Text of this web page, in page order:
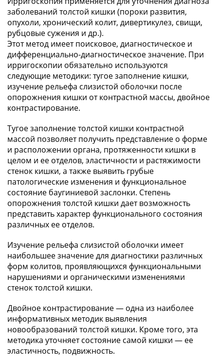
заболеваний толстой кишки (пороки развития,
опухоли, хронический колит, дивертикулез, свищи,
рубцовые сужения и др.).
Этот метод имеет поисковое, диагностическое и
дифференциально-диагностическое значение. При
ирригоскопии обязательно используются
следующие методики: тугое заполнение кишки,
изучение рельефа слизистой оболочки после
опорожнения кишки от контрастной массы, двойное
контрастирование.
Тугое заполнение толстой кишки контрастной
массой позволяет получить представление о форме
и расположении органа, протяженности кишки в
целом и ее отделов, эластичности и растяжимости
стенок кишки, а также выявить грубые
патологические изменения и функциональное
состояние баугиниевой заслонки. Степень
опорожнения толстой кишки дает возможность
представить характер функционального состояния
различных ее отделов.
Изучение рельефа слизистой оболочки имеет
наибольшее значение для диагностики различных
форм колитов, проявляющихся функциональными
нарушениями и органическими изменениями
стенок толстой кишки.
Двойное контрастирование — одна из наиболее
информативных методик выявления
новообразований толстой кишки. Кроме того, эта
методика уточняет состояние самой кишки — ее
эластичность, подвижность.